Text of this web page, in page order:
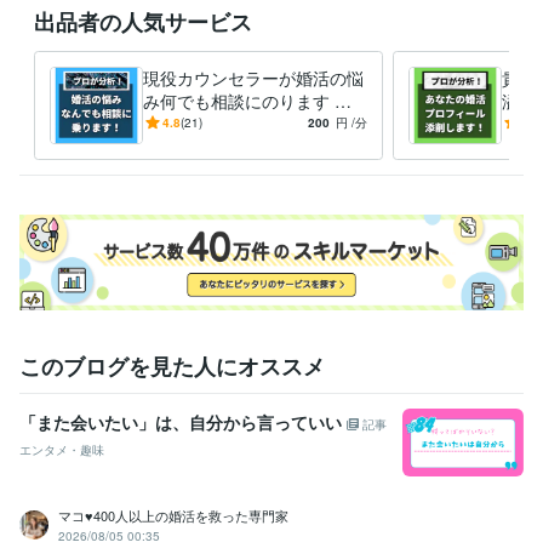
出品者の人気サービス
現役カウンセラーが婚活の悩
み何でも相談にのります パ
ーティー･お見合い･LINE･デ
4.8(21) 200 円 /分
貴方
溢れ
活の
会お
このブログを見た人にオススメ
「また会いたい」は、自分から言っていい
記事
エンタメ・趣味
マコ♥️400人以上の婚活を救った専門家
2026/08/05 00:35